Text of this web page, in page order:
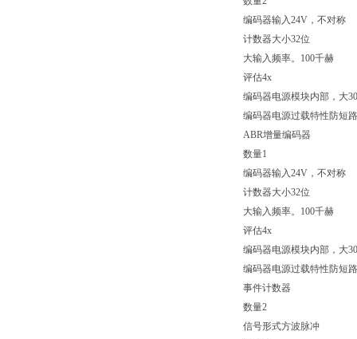
编码器输入24V，不对称
计数器大小32位
大输入频率。100千赫
评估4x
编码器电源模块内部，大
编码器电源过载特性防短
ABR增量编码器
数量1
编码器输入24V，不对称
计数器大小32位
大输入频率。100千赫
评估4x
编码器电源模块内部，大
编码器电源过载特性防短
事件计数器
数量2
信号形式方波脉冲